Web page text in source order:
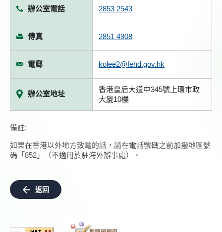
辦公室電話 2853 2543
傳真 2851 4908
電郵 kolee2@fehd.gov.hk
辦公室地址
香港皇后大道中345號上環市政
大廈10樓
備註:
如果在香港以外地方致電的話，請在電話號碼之前加撥地區號
碼「852」（不適用於駐海外辦事處）。
返回